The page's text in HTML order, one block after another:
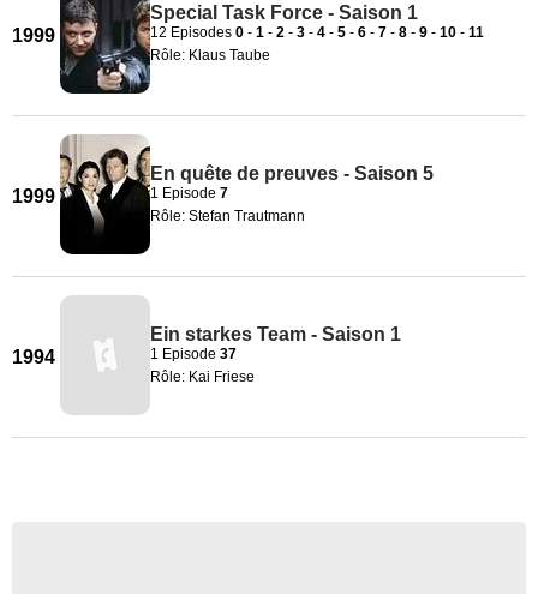
1999
Special Task Force - Saison 1
12 Episodes 0 - 1 - 2 - 3 - 4 - 5 - 6 - 7 - 8 - 9 - 10 - 11
Rôle: Klaus Taube
1999
En quête de preuves - Saison 5
1 Episode 7
Rôle: Stefan Trautmann
1994
Ein starkes Team - Saison 1
1 Episode 37
Rôle: Kai Friese